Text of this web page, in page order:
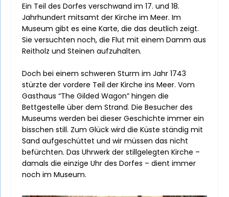
Ein Teil des Dorfes verschwand im 17. und 18.
Jahrhundert mitsamt der Kirche im Meer. Im
Museum gibt es eine Karte, die das deutlich zeigt.
Sie versuchten noch, die Flut mit einem Damm aus
Reitholz und Steinen aufzuhalten.
Doch bei einem schweren Sturm im Jahr 1743
stürzte der vordere Teil der Kirche ins Meer. Vom
Gasthaus “The Gilded Wagon” hingen die
Bettgestelle über dem Strand. Die Besucher des
Museums werden bei dieser Geschichte immer ein
bisschen still. Zum Glück wird die Küste ständig mit
Sand aufgeschüttet und wir müssen das nicht
befürchten. Das Uhrwerk der stillgelegten Kirche –
damals die einzige Uhr des Dorfes – dient immer
noch im Museum.